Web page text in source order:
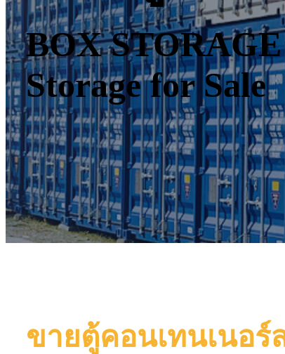
BOX STORAGE
Storage for Sale
ขายตู้คอนเทนเนอร์